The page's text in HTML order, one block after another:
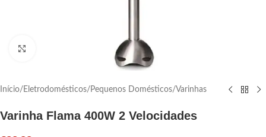
Início/ Eletrodomésticos/ Pequenos Domésticos/Varinhas
Varinha Flama 400W 2 Velocidades